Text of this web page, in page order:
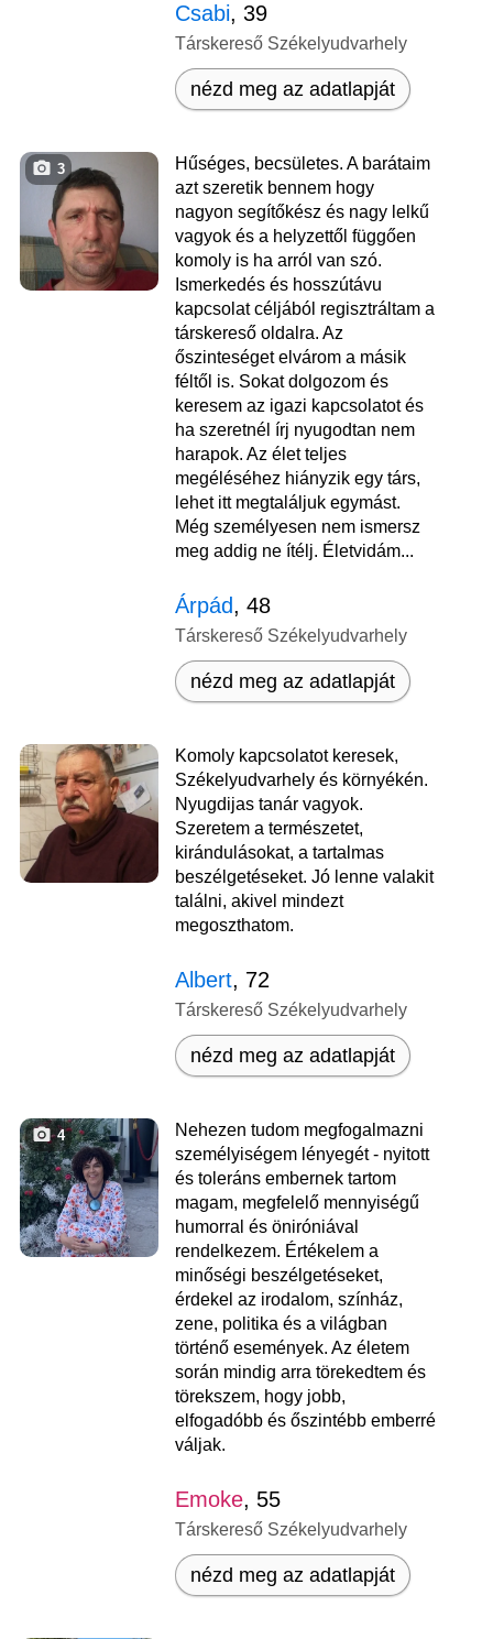
Csabi, 39
Társkereső Székelyudvarhely
nézd meg az adatlapját
3
Hűséges, becsületes. A barátaim
azt szeretik bennem hogy
nagyon segítőkész és nagy lelkű
vagyok és a helyzettől függően
komoly is ha arról van szó.
Ismerkedés és hosszútávu
kapcsolat céljából regisztráltam a
társkereső oldalra. Az
őszinteséget elvárom a másik
féltől is. Sokat dolgozom és
keresem az igazi kapcsolatot és
ha szeretnél írj nyugodtan nem
harapok. Az élet teljes
megéléséhez hiányzik egy társ,
lehet itt megtaláljuk egymást.
Még személyesen nem ismersz
meg addig ne ítélj. Életvidám...
Árpád, 48
Társkereső Székelyudvarhely
nézd meg az adatlapját
Komoly kapcsolatot keresek,
Székelyudvarhely és környékén.
Nyugdijas tanár vagyok.
Szeretem a természetet,
kirándulásokat, a tartalmas
beszélgetéseket. Jó lenne valakit
találni, akivel mindezt
megoszthatom.
Albert, 72
Társkereső Székelyudvarhely
nézd meg az adatlapját
4
Nehezen tudom megfogalmazni
személyiségem lényegét - nyitott
és toleráns embernek tartom
magam, megfelelő mennyiségű
humorral és öniróniával
rendelkezem. Értékelem a
minőségi beszélgetéseket,
érdekel az irodalom, színház,
zene, politika és a világban
történő események. Az életem
során mindig arra törekedtem és
törekszem, hogy jobb,
elfogadóbb és őszintébb emberré
váljak.
Emoke, 55
Társkereső Székelyudvarhely
nézd meg az adatlapját